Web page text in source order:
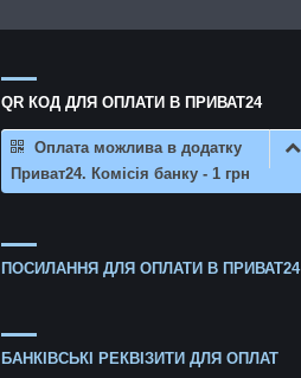
QR КОД ДЛЯ ОПЛАТИ В ПРИВАТ24
Оплата можлива в додатку
Приват24. Комісія банку - 1 грн
ПОСИЛАННЯ ДЛЯ ОПЛАТИ В ПРИВАТ24
БАНКІВСЬКІ РЕКВІЗИТИ ДЛЯ ОПЛАТ